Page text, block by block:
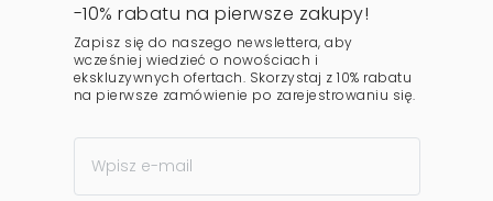
-10% rabatu na pierwsze zakupy!
Zapisz się do naszego newslettera, aby
wcześniej wiedzieć o nowościach i
ekskluzywnych ofertach. Skorzystaj z 10% rabatu
na pierwsze zamówienie po zarejestrowaniu się.